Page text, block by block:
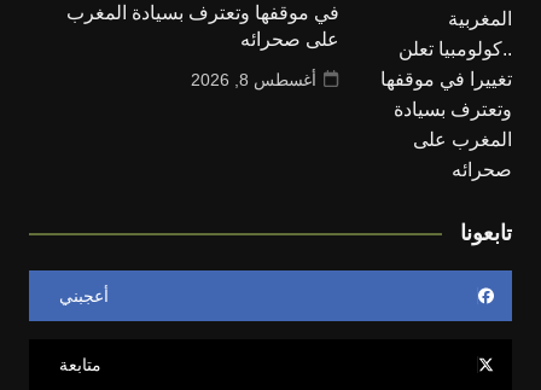
في موقفها وتعترف بسيادة المغرب
على صحرائه
أغسطس 8, 2026
تابعونا
أعجبني
متابعة